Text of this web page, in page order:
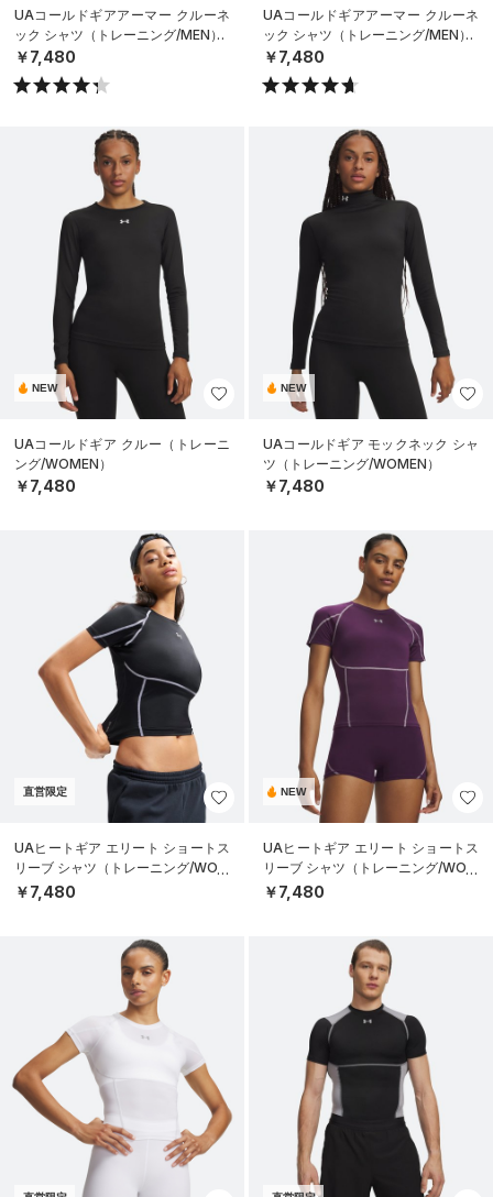
UAコールドギアアーマー クルーネ
ック シャツ（トレーニング/MEN）
￥7,480
UAコールドギアアーマー クルーネ
ック シャツ（トレーニング/MEN）
￥7,480
NEW
UAコールドギア クルー（トレーニ
ング/WOMEN）
￥7,480
NEW
UAコールドギア モックネック シャ
ツ（トレーニング/WOMEN）
￥7,480
直営限定
UAヒートギア エリート ショートス
リーブ シャツ（トレーニング/WOM
EN）
￥7,480
NEW
UAヒートギア エリート ショートス
リーブ シャツ（トレーニング/WOM
EN）
￥7,480